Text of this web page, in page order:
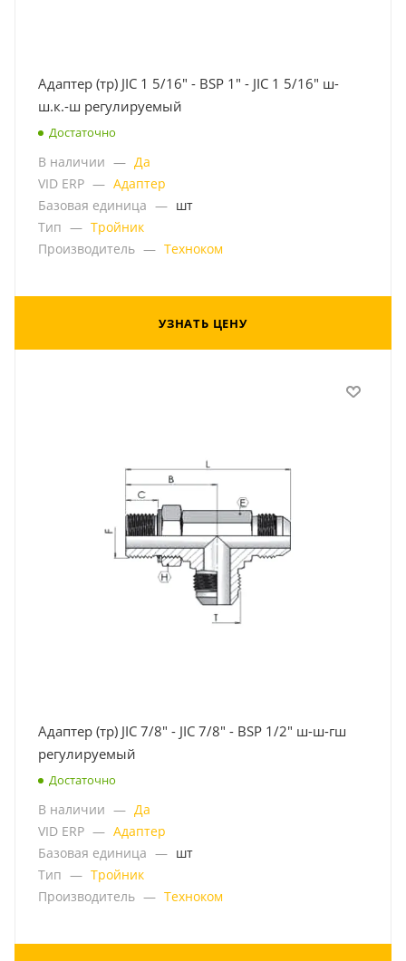
Адаптер (тр) JIC 1 5/16" - BSP 1" - JIC 1 5/16" ш-
ш.к.-ш регулируемый
Достаточно
В наличии — Да
VID ERP — Адаптер
Базовая единица — шт
Тип — Тройник
Производитель — Техноком
УЗНАТЬ ЦЕНУ
Адаптер (тр) JIC 7/8" - JIC 7/8" - BSP 1/2" ш-ш-гш
регулируемый
Достаточно
В наличии — Да
VID ERP — Адаптер
Базовая единица — шт
Тип — Тройник
Производитель — Техноком